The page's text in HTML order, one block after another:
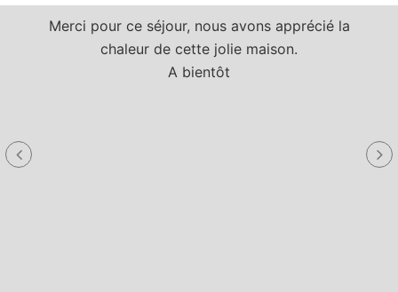
Merci pour ce séjour, nous avons apprécié la
chaleur de cette jolie maison.
A bientôt